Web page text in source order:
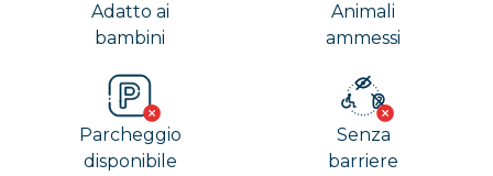
Adatto ai
bambini
Animali
ammessi
Parcheggio
disponibile
Senza
barriere